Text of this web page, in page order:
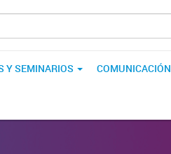
Y SEMINARIOS COMUNICACIÓN